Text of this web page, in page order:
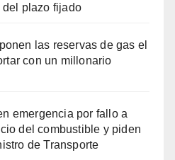
del plazo fijado
las reservas de gas el
con un millonario
emergencia por fallo a
del combustible y piden
de Transporte